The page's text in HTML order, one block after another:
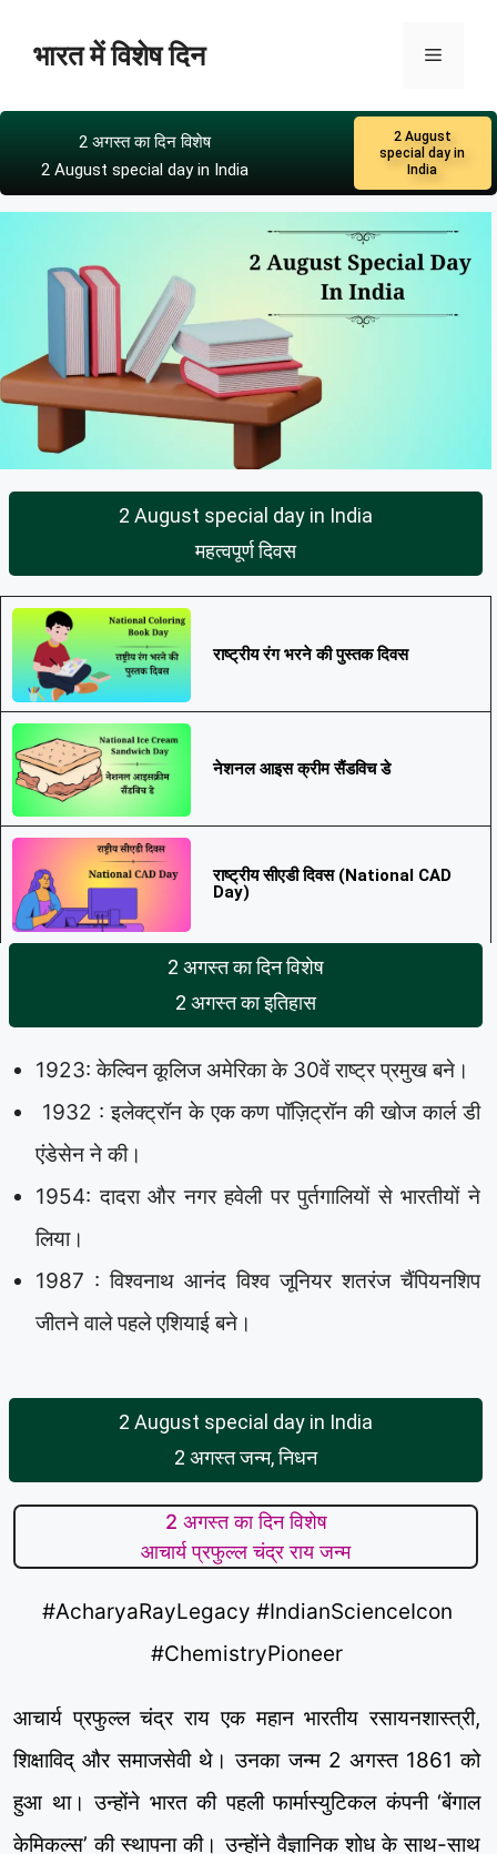
भारत में विशेष दिन
2 अगस्त का दिन विशेष
2 August special day in India
2 August
special day in
India
2 August special day in India
महत्वपूर्ण दिवस
राष्ट्रीय रंग भरने की पुस्तक दिवस
नेशनल आइस क्रीम सैंडविच डे
राष्ट्रीय सीएडी दिवस (National CAD
Day)
2 अगस्त का दिन विशेष
2 अगस्त का इतिहास
1923: केल्विन कूलिज अमेरिका के 30वें राष्ट्र प्रमुख बने।
1932 : इलेक्ट्रॉन के एक कण पॉज़िट्रॉन की खोज कार्ल डी
एंडेसेन ने की।
1954: दादरा और नगर हवेली पर पुर्तगालियों से भारतीयों ने
लिया।
1987 : विश्वनाथ आनंद विश्व जूनियर शतरंज चैंपियनशिप
जीतने वाले पहले एशियाई बने।
2 August special day in India
2 अगस्त जन्म, निधन
2 अगस्त का दिन विशेष
आचार्य प्रफुल्ल चंद्र राय जन्म
#AcharyaRayLegacy #IndianScienceIcon
#ChemistryPioneer
आचार्य प्रफुल्ल चंद्र राय एक महान भारतीय रसायनशास्त्री,
शिक्षाविद् और समाजसेवी थे। उनका जन्म 2 अगस्त 1861 को
हुआ था। उन्होंने भारत की पहली फार्मास्युटिकल कंपनी ‘बेंगाल
केमिकल्स’ की स्थापना की। उन्होंने वैज्ञानिक शोध के साथ-साथ